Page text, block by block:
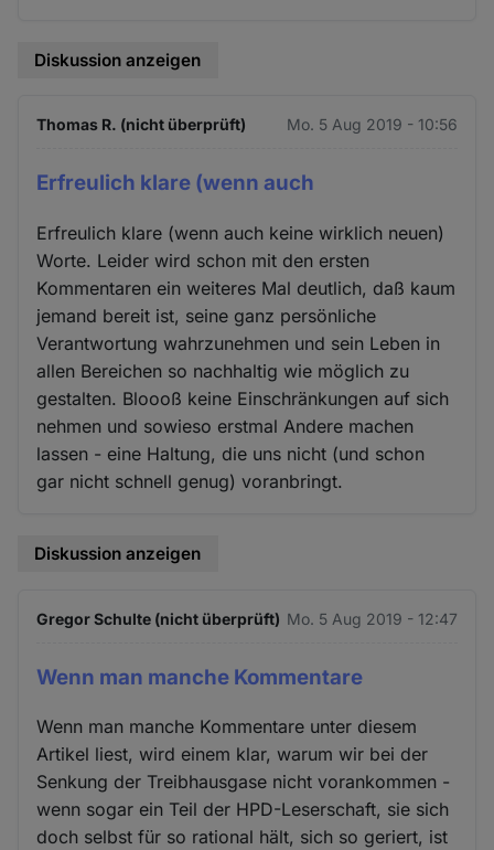
Diskussion anzeigen
Thomas R. (nicht überprüft) Mo. 5 Aug 2019 - 10:56
Erfreulich klare (wenn auch
Erfreulich klare (wenn auch keine wirklich neuen)
Worte. Leider wird schon mit den ersten
Kommentaren ein weiteres Mal deutlich, daß kaum
jemand bereit ist, seine ganz persönliche
Verantwortung wahrzunehmen und sein Leben in
allen Bereichen so nachhaltig wie möglich zu
gestalten. Bloooß keine Einschränkungen auf sich
nehmen und sowieso erstmal Andere machen
lassen - eine Haltung, die uns nicht (und schon
gar nicht schnell genug) voranbringt.
Diskussion anzeigen
Gregor Schulte (nicht überprüft) Mo. 5 Aug 2019 - 12:47
Wenn man manche Kommentare
Wenn man manche Kommentare unter diesem
Artikel liest, wird einem klar, warum wir bei der
Senkung der Treibhausgase nicht vorankommen -
wenn sogar ein Teil der HPD-Leserschaft, sie sich
doch selbst für so rational hält, sich so geriert, ist